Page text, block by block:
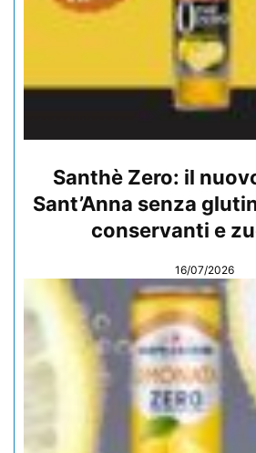
Santhè Zero: il
Sant’Anna senza
conservanti e
16/07/2026